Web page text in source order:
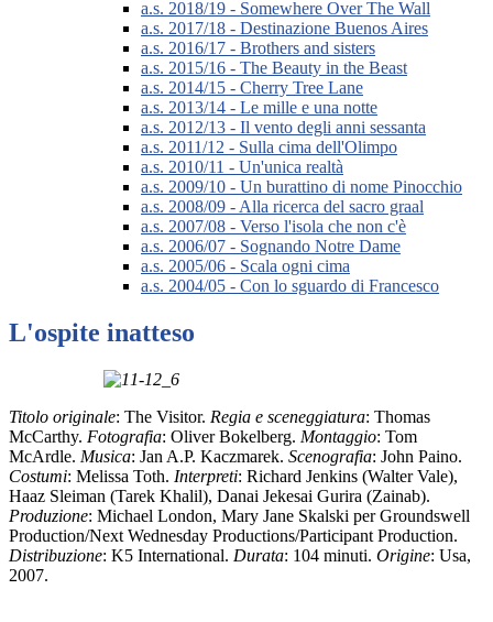
a.s. 2018/19 - Somewhere Over The Wall
a.s. 2017/18 - Destinazione Buenos Aires
a.s. 2016/17 - Brothers and sisters
a.s. 2015/16 - The Beauty in the Beast
a.s. 2014/15 - Cherry Tree Lane
a.s. 2013/14 - Le mille e una notte
a.s. 2012/13 - Il vento degli anni sessanta
a.s. 2011/12 - Sulla cima dell'Olimpo
a.s. 2010/11 - Un'unica realtà
a.s. 2009/10 - Un burattino di nome Pinocchio
a.s. 2008/09 - Alla ricerca del sacro graal
a.s. 2007/08 - Verso l'isola che non c'è
a.s. 2006/07 - Sognando Notre Dame
a.s. 2005/06 - Scala ogni cima
a.s. 2004/05 - Con lo sguardo di Francesco
L'ospite inatteso
Titolo originale: The Visitor. Regia e sceneggiatura: Thomas
McCarthy. Fotografia: Oliver Bokelberg. Montaggio: Tom
McArdle. Musica: Jan A.P. Kaczmarek. Scenografia: John Paino.
Costumi: Melissa Toth. Interpreti: Richard Jenkins (Walter Vale),
Haaz Sleiman (Tarek Khalil), Danai Jekesai Gurira (Zainab).
Produzione: Michael London, Mary Jane Skalski per Groundswell
Production/Next Wednesday Productions/Participant Production.
Distribuzione: K5 International. Durata: 104 minuti. Origine: Usa,
2007.